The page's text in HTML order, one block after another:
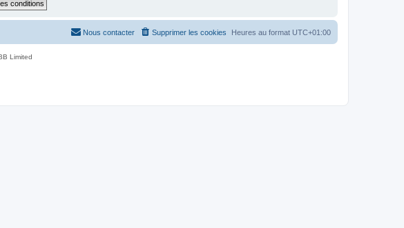
Heures au format UTC+01:00
Supprimer les cookies
Nous contacter
Limited